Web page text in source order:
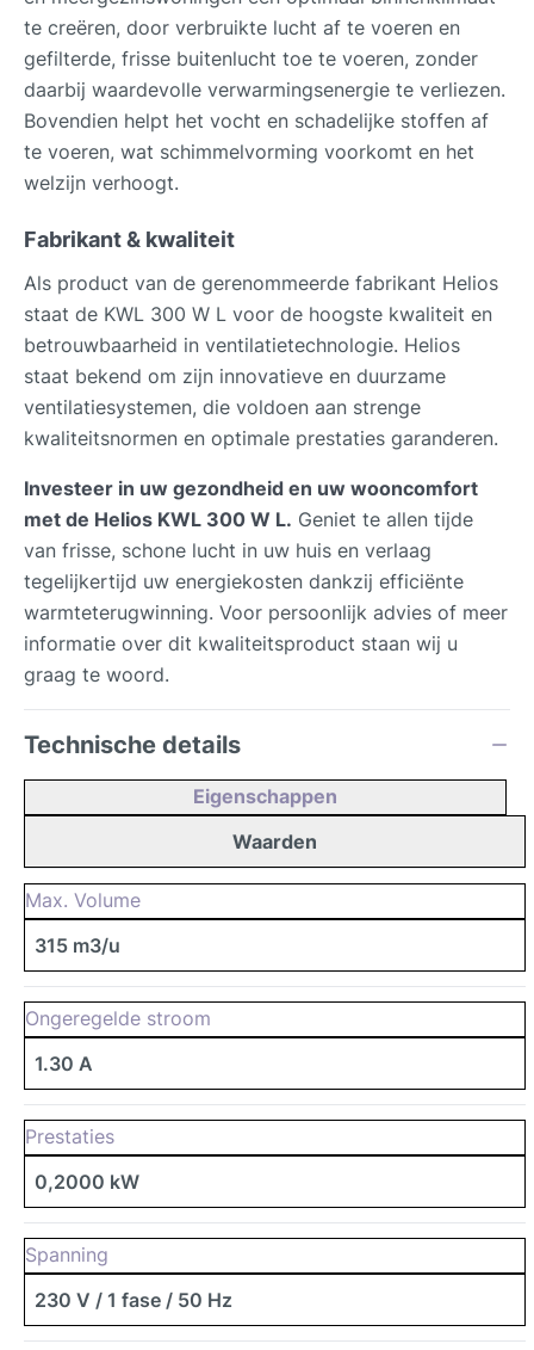
te creëren, door verbruikte lucht af te voeren en
gefilterde, frisse buitenlucht toe te voeren, zonder
daarbij waardevolle verwarmingsenergie te verliezen.
Bovendien helpt het vocht en schadelijke stoffen af
te voeren, wat schimmelvorming voorkomt en het
welzijn verhoogt.
Fabrikant & kwaliteit
Als product van de gerenommeerde fabrikant Helios
staat de KWL 300 W L voor de hoogste kwaliteit en
betrouwbaarheid in ventilatietechnologie. Helios
staat bekend om zijn innovatieve en duurzame
ventilatiesystemen, die voldoen aan strenge
kwaliteitsnormen en optimale prestaties garanderen.
Investeer in uw gezondheid en uw wooncomfort
met de Helios KWL 300 W L. Geniet te allen tijde
van frisse, schone lucht in uw huis en verlaag
tegelijkertijd uw energiekosten dankzij efficiënte
warmteterugwinning. Voor persoonlijk advies of meer
informatie over dit kwaliteitsproduct staan wij u
graag te woord.
Technische details
Eigenschappen
Waarden
Max. Volume
315 m3/u
Ongeregelde stroom
1.30 A
Prestaties
0,2000 kW
Spanning
230 V / 1 fase / 50 Hz